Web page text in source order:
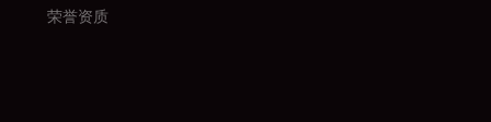
荣誉资质